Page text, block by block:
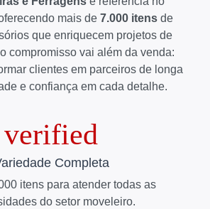
mais de 7.000 itens de
que enriquecem projetos de
compromisso vai além da venda:
clientes em parceiros de longa
e confiança em cada detalhe.
Completa
itens para atender todas as
do setor moveleiro.